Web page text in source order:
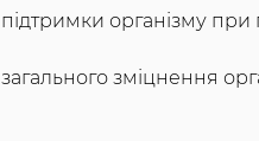
підтримки організму при
загального зміцнення